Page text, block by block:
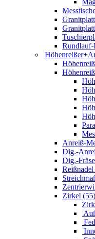
Rundlauf-
Anreiß-
Dig.-
Dig.-
Zirkel (55)